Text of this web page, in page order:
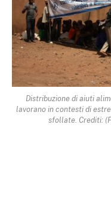
Distribuzione di aiuti
lavorano in contesti di
sfollate. Crediti: